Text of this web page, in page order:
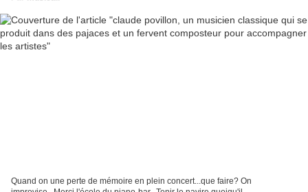
Quand on une perte de mémoire en plein concert...que faire? On